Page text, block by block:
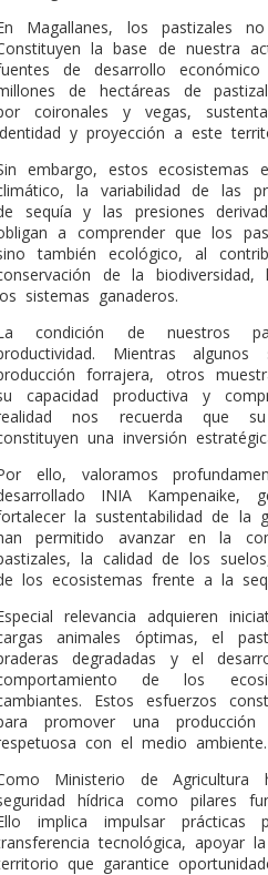
Magallanes, los pastizales
la base de nuestra
de desarrollo
de hectáreas de
coironales y vegas,
y proyección a este
embargo, estos ecosistemas
la variabilidad de las
sequía y las presiones
a comprender que los
también ecológico, al
de la
sistemas ganaderos.
condición de nuestros
Mientras
forrajera, otros
capacidad productiva y
nos recuerda que
una inversión
ello, valoramos
INIA Kampenaike,
la sustentabilidad de la
permitido avanzar en la
la calidad de los
los ecosistemas frente a la
relevancia adquieren
animales óptimas, el
degradadas y el
de los
Estos esfuerzos
promover una
con el medio ambiente.
Ministerio de
hídrica como pilares
implica impulsar prácticas
tecnológica, apoyar
que garantice